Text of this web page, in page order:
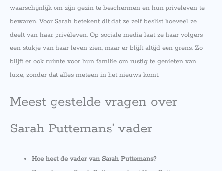
waarschijnlijk om zijn gezin te beschermen en hun priveleven te
bewaren. Voor Sarah betekent dit dat ze zelf beslist hoeveel ze
deelt van haar privéleven. Op sociale media laat ze haar volgers
een stukje van haar leven zien, maar er blijft altijd een grens. Zo
blijft er ook ruimte voor hun familie om rustig te genieten van
luxe, zonder dat alles meteen in het nieuws komt.
Meest gestelde vragen over
Sarah Puttemans’ vader
Hoe heet de vader van Sarah Puttemans?